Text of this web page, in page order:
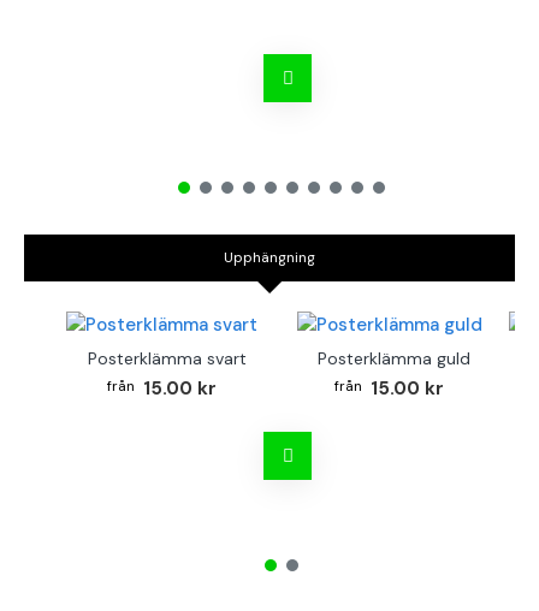
Upphängning
Posterklämma svart
15.00 kr
Posterklämma guld
15.00 kr